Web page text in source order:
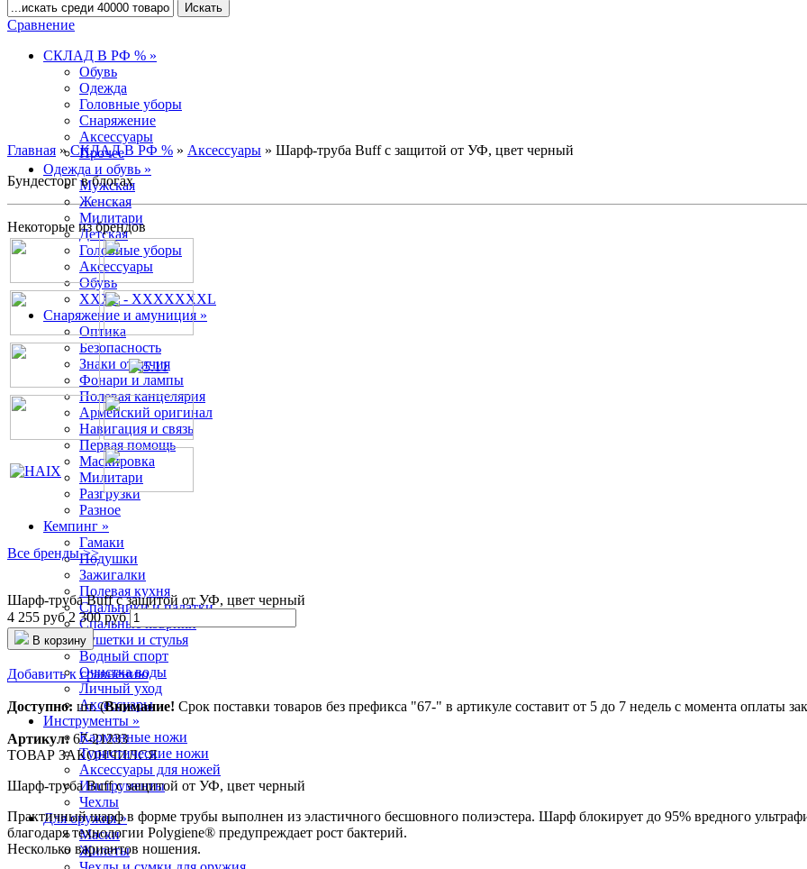
Сравнение
СКЛАД В РФ % »
Обувь
Одежда
Головные уборы
Снаряжение
Аксессуары
Прочее
Одежда и обувь »
Мужская
Женская
Милитари
Детская
Головные уборы
Аксессуары
Обувь
XXXL - XXXXXXXL
Снаряжение и амуниция »
Оптика
Безопасность
Знаки отличия
Фонари и лампы
Полевая канцелярия
Армейский оригинал
Навигация и связь
Первая помощь
Маскировка
Милитари
Разгрузки
Разное
Кемпинг »
Гамаки
Подушки
Зажигалки
Полевая кухня
Спальники и палатки
Спальные коврики
Кушетки и стулья
Водный спорт
Очистка воды
Личный уход
Аксессуары
Инструменты »
Карманные ножи
Туристические ножи
Аксессуары для ножей
Инструменты
Чехлы
Для оружия »
Маски
Жилеты
Главная »СКЛАД В РФ % » Аксессуары » Шарф-труба Buff с защитой от УФ, цвет черный
Бундесторг в блогах
Некоторые из брендов
Все бренды >>
Шарф-труба Buff с защитой от УФ, цвет черный
4 255 руб 2 300 руб
В корзину
Добавить к сравнению
Доступно: шт. (Внимание! Срок поставки товаров без префикса "67-" в артикуле составит от 5 до 7 недель с момента оплаты
Артикул: 67-21233
ТОВАР ЗАКОНЧИЛСЯ
Шарф-труба Buff с защитой от УФ, цвет черный
Практичный шарф в форме трубы выполнен из эластичного бесшовного полиэстера. Шарф блокирует до 95% вредного
благодаря технологии Polygiene® предупреждает рост бактерий.
Несколько вариантов ношения.